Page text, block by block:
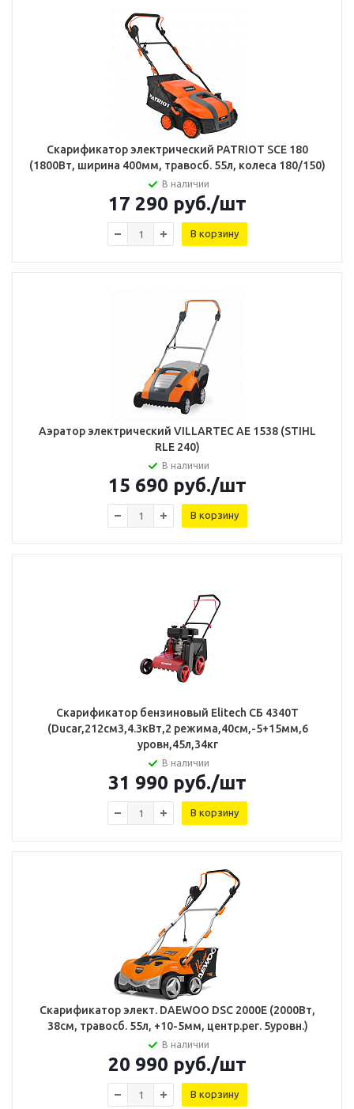
Скарификатор электрический PATRIOT SCE 180
(1800Вт, ширина 400мм, травосб. 55л, колеса 180/150)
В наличии
17 290 руб./шт
В корзину
Аэратор электрический VILLARTEC АЕ 1538 (STIHL
RLE 240)
В наличии
15 690 руб./шт
В корзину
Скарификатор бензиновый Elitech СБ 4340Т
(Ducar,212см3,4.3кВт,2 режима,40см,-5+15мм,6
уровн,45л,34кг
В наличии
31 990 руб./шт
В корзину
Скарификатор элект. DAEWOO DSC 2000E (2000Вт,
38см, травосб. 55л, +10-5мм, центр.рег. 5уровн.)
В наличии
20 990 руб./шт
В корзину